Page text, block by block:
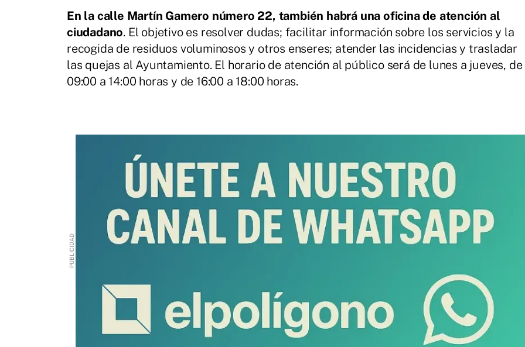
En la calle Martín Gamero número 22, también habrá una oficina de atención al
ciudadano. El objetivo es resolver dudas; facilitar información sobre los servicios y la
recogida de residuos voluminosos y otros enseres; atender las incidencias y trasladar
las quejas al Ayuntamiento. El horario de atención al público será de lunes a jueves, de
09:00 a 14:00 horas y de 16:00 a 18:00 horas.